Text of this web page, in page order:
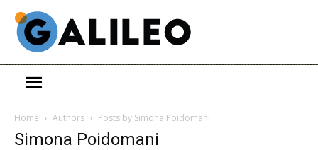
Home Authors Posts by Simona Poidomani
Simona Poidomani